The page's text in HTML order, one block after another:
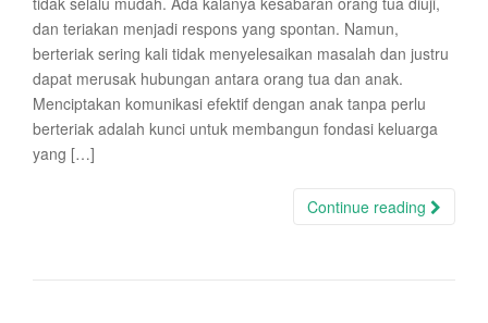
dan teriakan menjadi respons yang spontan. Namun,
berteriak sering kali tidak menyelesaikan masalah dan justru
dapat merusak hubungan antara orang tua dan anak.
Menciptakan komunikasi efektif dengan anak tanpa perlu
berteriak adalah kunci untuk membangun fondasi keluarga
yang […]
Continue reading